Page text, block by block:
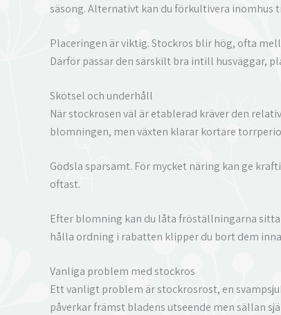
säsong. Alternativt kan du förkultivera inomhus
Placeringen är viktig. Stockros blir hög, ofta
Därför passar den särskilt bra intill husväggar,
Skötsel och underhåll
När stockrosen väl är etablerad kräver den
blomningen, men växten klarar kortare
Gödsla sparsamt. För mycket näring kan ge
oftast.
Efter blomning kan du låta fröställningarna
hålla ordning i rabatten klipper du bort dem
Vanliga problem med stockros
Ett vanligt problem är stockrosrost, en
påverkar främst bladens utseende men sällan